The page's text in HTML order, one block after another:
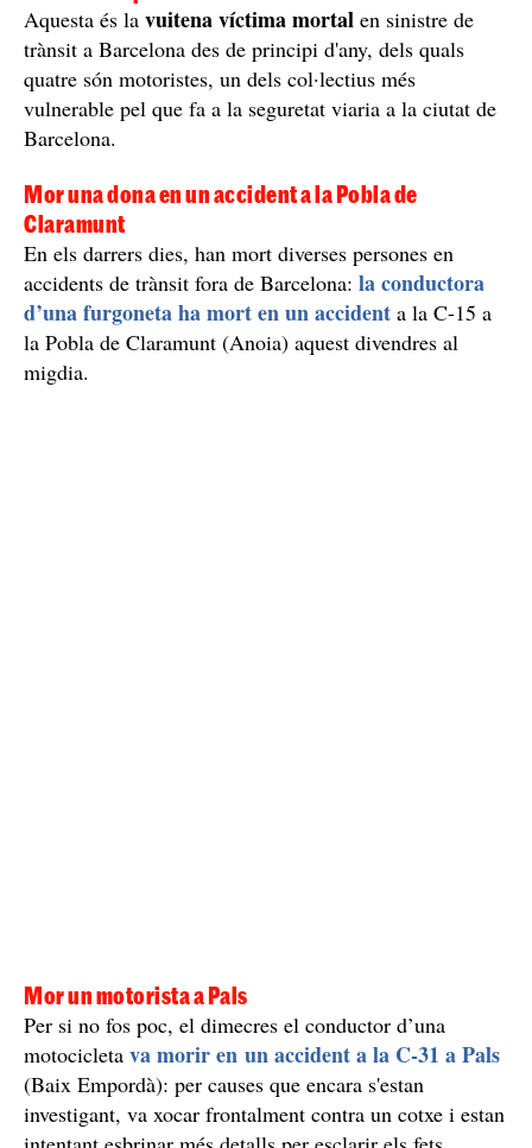
Aquesta és la vuitena víctima mortal en sinistre de
trànsit a Barcelona des de principi d'any, dels quals
quatre són motoristes, un dels col·lectius més
vulnerable pel que fa a la seguretat viaria a la ciutat de
Barcelona.
Mor una dona en un accident a la Pobla de
Claramunt
En els darrers dies, han mort diverses persones en
accidents de trànsit fora de Barcelona: la conductora
d’una furgoneta ha mort en un accident a la C-15 a
la Pobla de Claramunt (Anoia) aquest divendres al
migdia.
Mor un motorista a Pals
Per si no fos poc, el dimecres el conductor d’una
motocicleta va morir en un accident a la C-31 a Pals
(Baix Empordà): per causes que encara s'estan
investigant, va xocar frontalment contra un cotxe i estan